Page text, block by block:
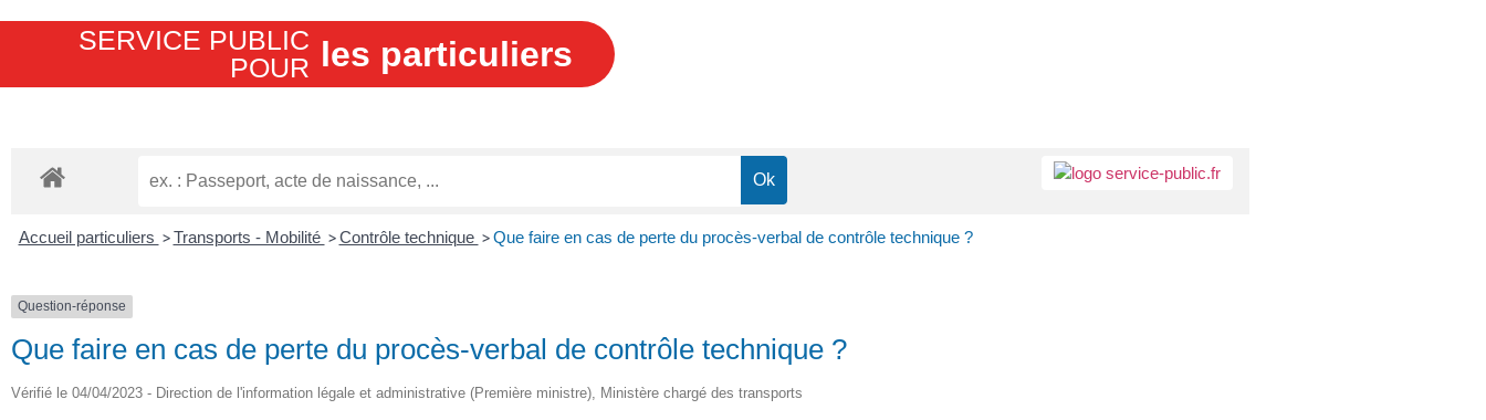
SERVICE PUBLIC
POUR​ les particuliers
Accueil particuliers > Transports - Mobilité > Contrôle technique > Que faire en cas de perte du procès-verbal de contrôle technique ?
Question-réponse
Que faire en cas de perte du procès-verbal de contrôle technique ?
Vérifié le 04/04/2023 - Direction de l'information légale et administrative (Première ministre), Ministère chargé des transports